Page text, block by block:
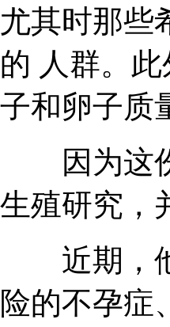
尤其时那些
的 人群。
子和卵子质
因为这份
生殖研究，
近期，他
险的不孕症